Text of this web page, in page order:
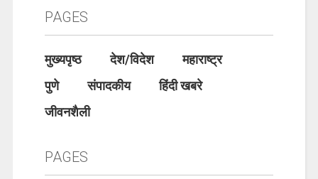
PAGES
मुख्यपृष्ठ देश/विदेश
महाराष्ट्र
पुणे
संपादकीय
हिंदी खबरे
जीवनशैली
PAGES